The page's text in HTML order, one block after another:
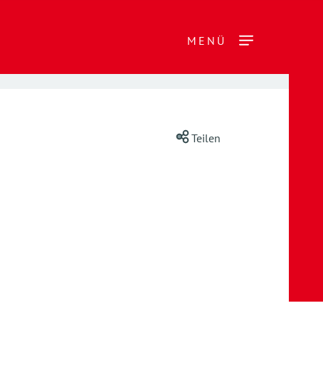
MENÜ
Teilen